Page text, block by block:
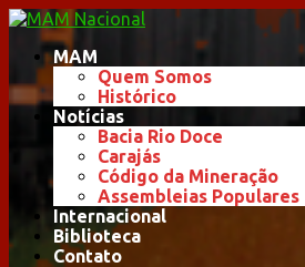
MAM
Quem Somos
Histórico
Notícias
Bacia Rio Doce
Carajás
Código da Mineração
Assembleias Populares
Internacional
Biblioteca
Contato